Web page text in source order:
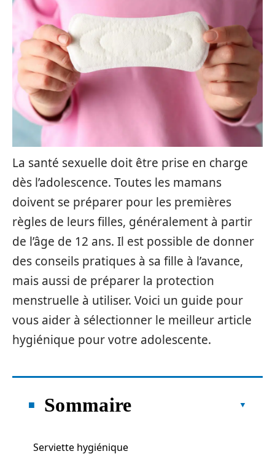
La santé sexuelle doit être prise en charge
dès l’adolescence. Toutes les mamans
doivent se préparer pour les premières
règles de leurs filles, généralement à partir
de l’âge de 12 ans. Il est possible de donner
des conseils pratiques à sa fille à l’avance,
mais aussi de préparer la protection
menstruelle à utiliser. Voici un guide pour
vous aider à sélectionner le meilleur article
hygiénique pour votre adolescente.
Sommaire
Serviette hygiénique